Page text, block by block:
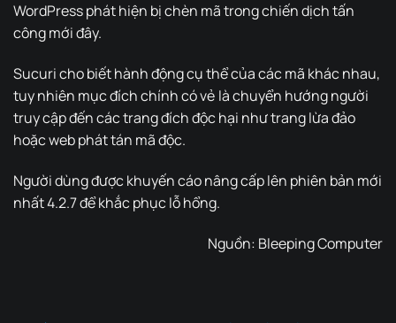
WordPress phát hiện bị chèn mã trong chiến dịch tấn
công mới đây.
Sucuri cho biết hành động cụ thể của các mã khác nhau,
tuy nhiên mục đích chính có vẻ là chuyển hướng người
truy cập đến các trang đích độc hại như trang lừa đảo
hoặc web phát tán mã độc.
Người dùng được khuyến cáo nâng cấp lên phiên bản mới
nhất 4.2.7 để khắc phục lỗ hổng.
Nguồn: Bleeping Computer